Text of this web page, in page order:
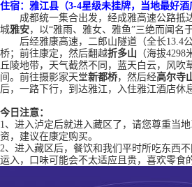
住宿：雅江县 （3-4星级未挂牌，当地最好酒
成都统一集合出发，经成雅高速公路抵
城雅安，以“雅雨、雅女、雅鱼”三绝而闻名于
后经雅康高速，二郎山隧道（全长13.4
桥； 前往康定，然后翻越折多山 （海拔4298
丘陵地带，天气截然不同，蓝天白云，风吹
间。前往摄影家天堂新都桥，然后经高尔寺
后，一路下行，到达雅江，入住雅
今日注意：
1、进入泸定后就进入藏区了，请您尊重当
资，建议在康定购买。
2、进入藏区后，餐饮和我们平时所吃东西
运入，口味可能会不太适应且贵， 喜欢零食